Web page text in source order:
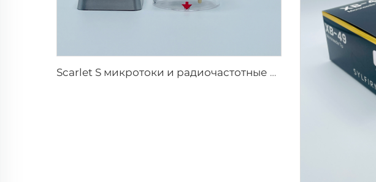
Scarlet S микротоки и радиочастотные биполярные электроды, расходуемый наконечник 25pin